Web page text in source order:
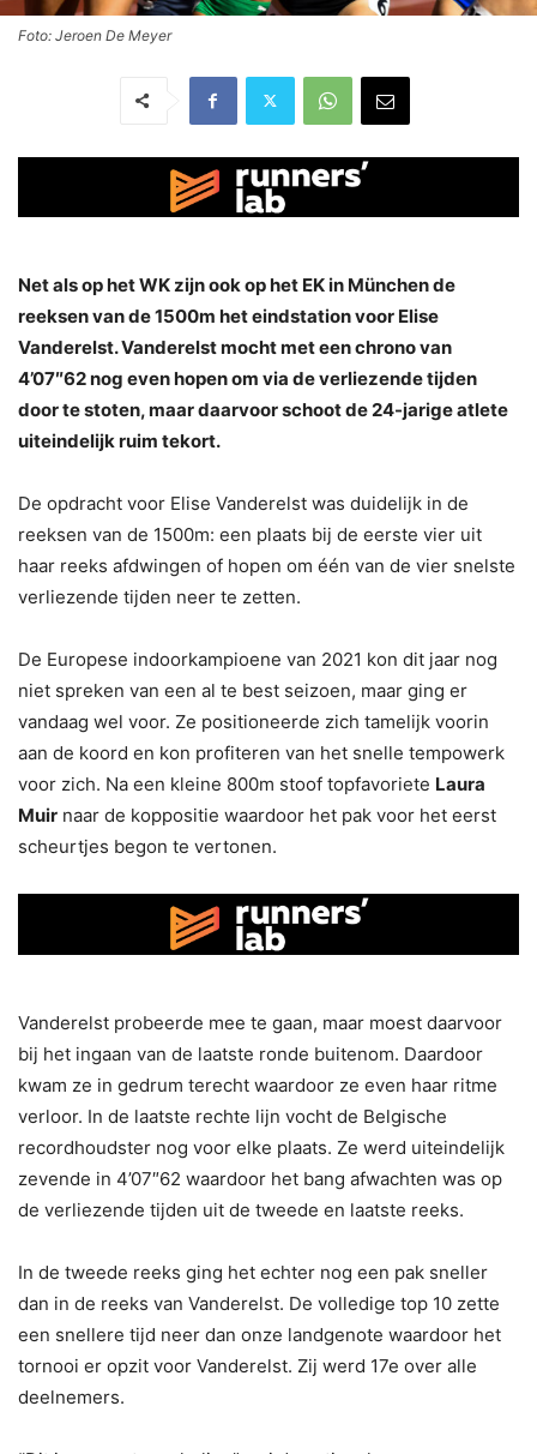
Foto: Jeroen De Meyer
Net als op het WK zijn ook op het EK in München de
reeksen van de 1500m het eindstation voor Elise
Vanderelst. Vanderelst mocht met een chrono van
4’07″62 nog even hopen om via de verliezende tijden
door te stoten, maar daarvoor schoot de 24-jarige atlete
uiteindelijk ruim tekort.
De opdracht voor Elise Vanderelst was duidelijk in de
reeksen van de 1500m: een plaats bij de eerste vier uit
haar reeks afdwingen of hopen om één van de vier snelste
verliezende tijden neer te zetten.
De Europese indoorkampioene van 2021 kon dit jaar nog
niet spreken van een al te best seizoen, maar ging er
vandaag wel voor. Ze positioneerde zich tamelijk voorin
aan de koord en kon profiteren van het snelle tempowerk
voor zich. Na een kleine 800m stoof topfavoriete Laura
Muir naar de koppositie waardoor het pak voor het eerst
scheurtjes begon te vertonen.
Vanderelst probeerde mee te gaan, maar moest daarvoor
bij het ingaan van de laatste ronde buitenom. Daardoor
kwam ze in gedrum terecht waardoor ze even haar ritme
verloor. In de laatste rechte lijn vocht de Belgische
recordhoudster nog voor elke plaats. Ze werd uiteindelijk
zevende in 4’07″62 waardoor het bang afwachten was op
de verliezende tijden uit de tweede en laatste reeks.
In de tweede reeks ging het echter nog een pak sneller
dan in de reeks van Vanderelst. De volledige top 10 zette
een snellere tijd neer dan onze landgenote waardoor het
tornooi er opzit voor Vanderelst. Zij werd 17e over alle
deelnemers.